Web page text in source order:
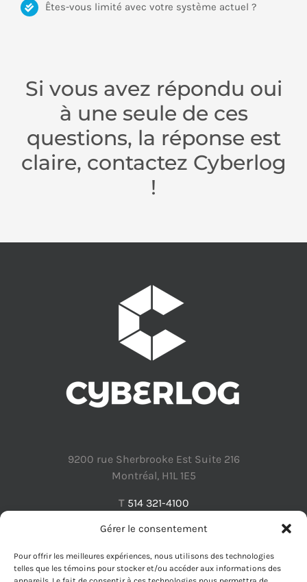
Gérer le consentement
Pour offrir les meilleures expériences, nous utilisons des technologies
telles que les témoins pour stocker et/ou accéder aux informations des
Êtes-vous limité avec votre système actuel ?
Si vous avez répondu oui
à une seule de ces
questions, la réponse est
claire, contactez Cyberlog
!
9200 rue Sherbrooke Est Suite 216
Montréal, H1L 1E5
T 514 321-4100